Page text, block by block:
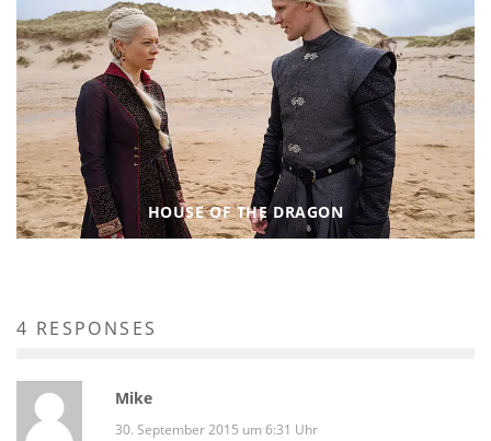
HOUSE OF THE DRAGON
4 RESPONSES
Mike
30. September 2015 um 6:31 Uhr